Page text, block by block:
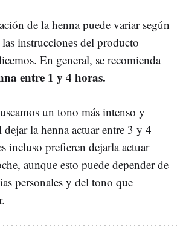
de la henna puede variar según
instrucciones del producto
En general, se recomienda
entre 1 y 4 horas.
un tono más intenso y
la henna actuar entre 3 y 4
incluso prefieren dejarla actuar
aunque esto puede depender de
personales y del tono que